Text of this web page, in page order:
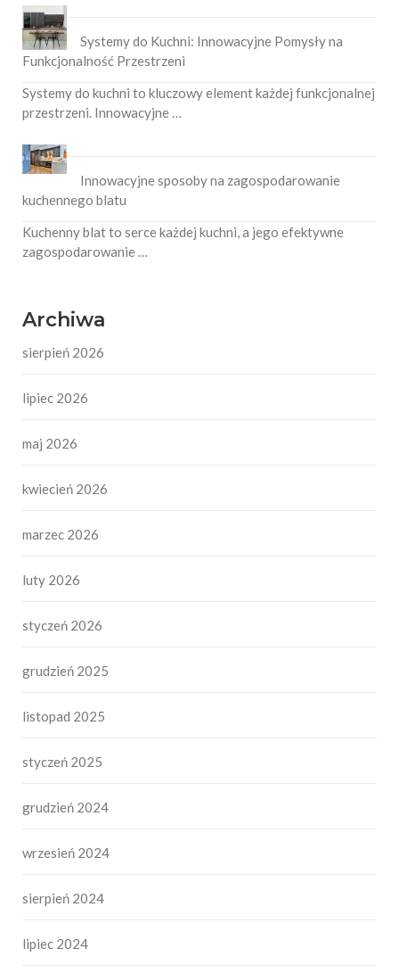
Systemy do Kuchni: Innowacyjne Pomysły na
Funkcjonalność Przestrzeni
Systemy do kuchni to kluczowy element każdej funkcjonalnej
przestrzeni. Innowacyjne …
Innowacyjne sposoby na zagospodarowanie
kuchennego blatu
Kuchenny blat to serce każdej kuchni, a jego efektywne
zagospodarowanie …
Archiwa
sierpień 2026
lipiec 2026
maj 2026
kwiecień 2026
marzec 2026
luty 2026
styczeń 2026
grudzień 2025
listopad 2025
styczeń 2025
grudzień 2024
wrzesień 2024
sierpień 2024
lipiec 2024